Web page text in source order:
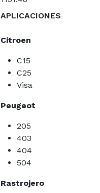
APLICACIONES
Citroen
C15
C25
Visa
Peugeot
205
403
404
504
Rastrojero